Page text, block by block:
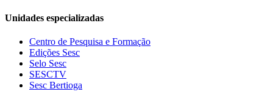
Unidades especializadas
Centro de Pesquisa e Formação
Edições Sesc
Selo Sesc
SESCTV
Sesc Bertioga